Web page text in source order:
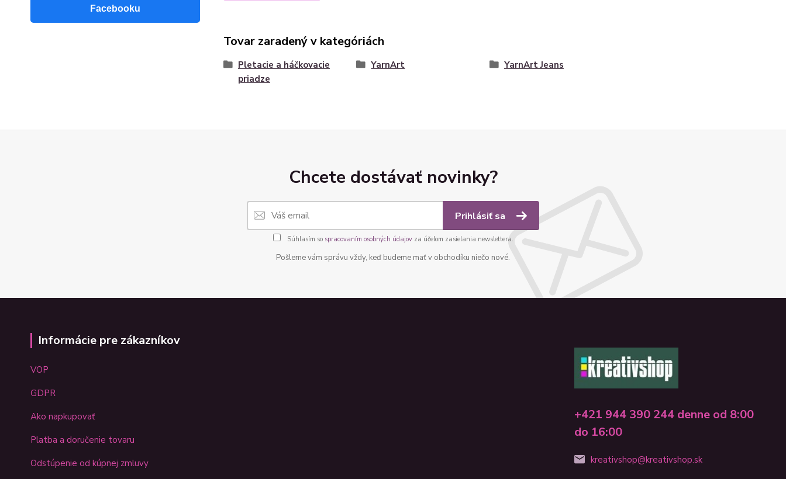
Facebooku
Tovar zaradený v kategóriách
Pletacie a háčkovacie
priadze
YarnArt YarnArt Jeans
Chcete dostávať novinky?
Prihlásiť sa
Súhlasím so spracovaním osobných údajovza účelom zasielania newslettera.
Pošleme vám správu vždy, keď budeme mať v obchodíku niečo nové.
Informácie pre zákazníkov
VOP
GDPR
Ako napkupovať
Platba a doručenie tovaru
Odstúpenie od kúpnej zmluvy
+421 944 390 244 denne od 8:00
do 16:00
kreativshop@kreativshop.sk